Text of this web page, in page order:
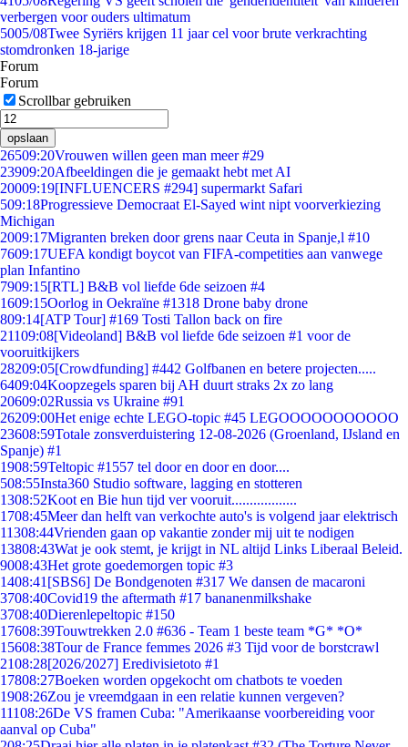
verbergen voor ouders ultimatum
5005/08Twee Syriërs krijgen 11 jaar cel voor brute verkrachting
stomdronken 18-jarige
Forum
Forum
Scrollbar gebruiken
opslaan
26509:20Vrouwen willen geen man meer #29
23909:20Afbeeldingen die je gemaakt hebt met AI
20009:19[INFLUENCERS #294] supermarkt Safari
509:18Progressieve Democraat El-Sayed wint nipt voorverkiezing
Michigan
2009:17Migranten breken door grens naar Ceuta in Spanje,l #10
7609:17UEFA kondigt boycot van FIFA-competities aan vanwege
plan Infantino
7909:15[RTL] B&B vol liefde 6de seizoen #4
1609:15Oorlog in Oekraïne #1318 Drone baby drone
809:14[ATP Tour] #169 Tosti Tallon back on fire
21109:08[Videoland] B&B vol liefde 6de seizoen #1 voor de
vooruitkijkers
28209:05[Crowdfunding] #442 Golfbanen en betere projecten.....
6409:04Koopzegels sparen bij AH duurt straks 2x zo lang
20609:02Russia vs Ukraine #91
26209:00Het enige echte LEGO-topic #45 LEGOOOOOOOOOOO
23608:59Totale zonsverduistering 12-08-2026 (Groenland, IJsland en
Spanje) #1
1908:59Teltopic #1557 tel door en door en door....
508:55Insta360 Studio software, lagging en stotteren
1308:52Koot en Bie hun tijd ver vooruit..................
1708:45Meer dan helft van verkochte auto's is volgend jaar elektrisch
11308:44Vrienden gaan op vakantie zonder mij uit te nodigen
13808:43Wat je ook stemt, je krijgt in NL altijd Links Liberaal Beleid.
9008:43Het grote goedemorgen topic #3
1408:41 [SBS6] De Bondgenoten #317 We dansen de macaroni
3708:40Covid19 the aftermath #17 bananenmilkshake
3708:40Dierenlepeltopic #150
17608:39Touwtrekken 2.0 #636 - Team 1 beste team *G* *O*
15608:38Tour de France femmes 2026 #3 Tijd voor de borstcrawl
2108:28[2026/2027] Eredivisietoto #1
17808:27Boeken worden opgekocht om chatbots te voeden
1908:26Zou je vreemdgaan in een relatie kunnen vergeven?
11108:26De VS framen Cuba: "Amerikaanse voorbereiding voor
aanval op Cuba"